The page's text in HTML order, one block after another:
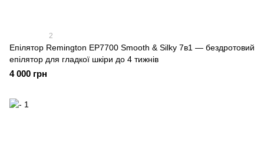
2
Епілятор Remington EP7700 Smooth & Silky 7в1 — бездротовий
епілятор для гладкої шкіри до 4 тижнів
4 000 грн